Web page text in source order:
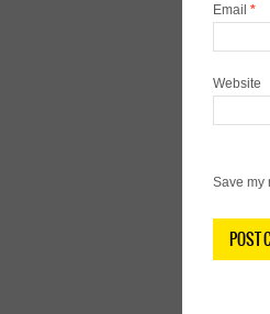
Email *
Website
Save my